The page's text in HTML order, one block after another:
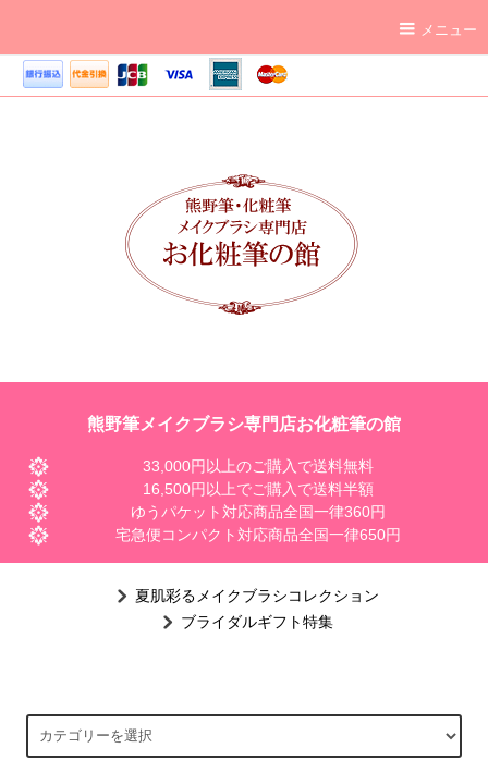
メニュー
熊野筆メイクブラシ専門店お化粧筆の館
33,000円以上のご購入で送料無料
16,500円以上でご購入で送料半額
ゆうパケット対応商品全国一律360円
宅急便コンパクト対応商品全国一律650円
夏肌彩るメイクブラシコレクション
ブライダルギフト特集